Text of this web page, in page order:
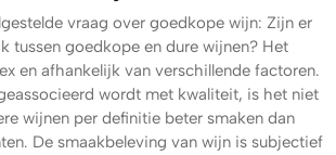
vraag over goedkope wijn: Zijn er
tussen goedkope en dure wijnen? Het
en afhankelijk van verschillende factoren.
wordt met kwaliteit, is het niet
wijnen per definitie beter smaken dan
De smaakbeleving van wijn is subjectief